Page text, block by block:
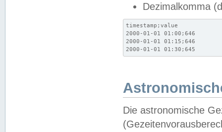
Dezimalkomma
timestamp;value
2000-01-01 01:00;646
2000-01-01 01:15;646
2000-01-01 01:30;645
Die astronomische